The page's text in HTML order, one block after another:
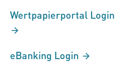
Wertpapierportal Login
eBanking Login